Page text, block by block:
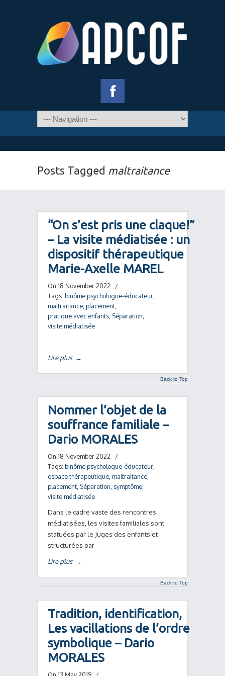
Posts Tagged maltraitance
“On s’est pris une claque!”
– La visite médiatisée : un
dispositif thérapeutique
Marie-Axelle MAREL
On 18 November 2022
/
Tags: binôme psychologue-éducateur
maltraitance placement
pratique avec enfants Séparation
visite médiatisée
Lire plus →
Back to Top
Nommer l’objet de la
souffrance familiale –
Dario MORALES
On 18 November 2022
/
Tags: binôme psychologue-éducateur
espace thérapeutique maltraitance
placement Séparation symptôme
visite médiatisée
Dans le cadre vaste des rencontres
médiatisées, les visites familiales sont
statuées par le Juges des enfants et
structurées par
Lire plus →
Back to Top
Tradition, identification,
Les vacillations de l’ordre
symbolique – Dario
MORALES